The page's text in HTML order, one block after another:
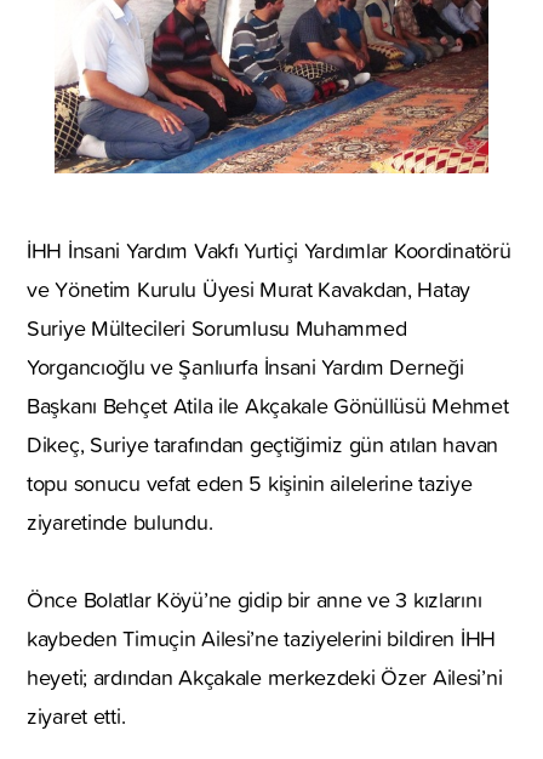
İHH İnsani Yardım Vakfı Yurtiçi Yardımlar Koordinatörü
ve Yönetim Kurulu Üyesi Murat Kavakdan, Hatay
Suriye Mültecileri Sorumlusu Muhammed
Yorgancıoğlu ve Şanlıurfa İnsani Yardım Derneği
Başkanı Behçet Atila ile Akçakale Gönüllüsü Mehmet
Dikeç, Suriye tarafından geçtiğimiz gün atılan havan
topu sonucu vefat eden 5 kişinin ailelerine taziye
ziyaretinde bulundu.
Önce Bolatlar Köyü’ne gidip bir anne ve 3 kızlarını
kaybeden Timuçin Ailesi’ne taziyelerini bildiren İHH
heyeti; ardından Akçakale merkezdeki Özer Ailesi’ni
ziyaret etti.